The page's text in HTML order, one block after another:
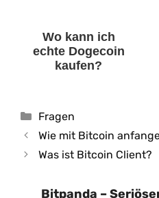
Wo kann ich
echte Dogecoin
kaufen?
Kategorien
Fragen
Wie mit Bitcoin
Was ist Bitcoin Client?
Bitpanda –